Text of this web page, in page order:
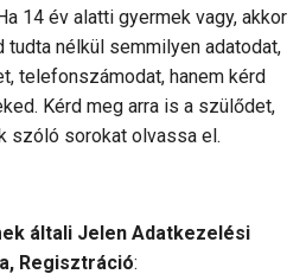
14 év alatti gyermek vagy, akkor
nélkül semmilyen adatodat,
telefonszámodat, hanem kérd
Kérd meg arra is a szülődet,
szóló sorokat olvassa el.
általi Jelen Adatkezelési
Regisztráció: